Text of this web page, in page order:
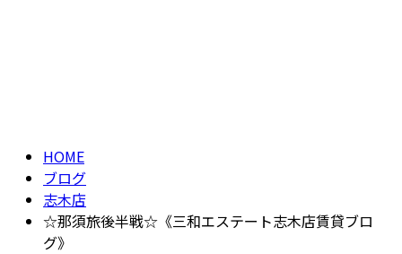
HOME
ブログ
志木店
☆那須旅後半戦☆《三和エステート志木店賃貸ブロ
グ》